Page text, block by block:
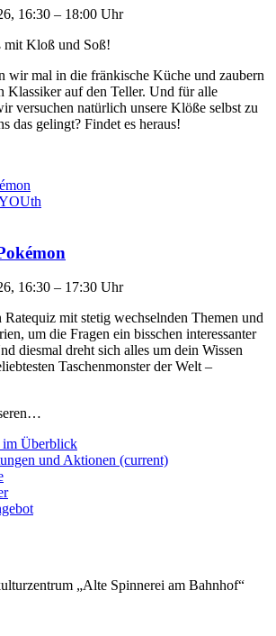
16:30 – 18:00 Uhr
mit Kloß und Soß!
wir mal in die fränkische Küche und zaubern
Klassiker auf den Teller. Und für alle
versuchen natürlich unsere Klöße selbst zu
das gelingt? Findet es heraus!
16:30 – 17:30 Uhr
mit stetig wechselnden Themen und
um die Fragen ein bisschen interessanter
diesmal dreht sich alles um dein Wissen
Taschenmonster der Welt –
im Überblick
und Aktionen (current)
„Alte Spinnerei am Bahnhof“